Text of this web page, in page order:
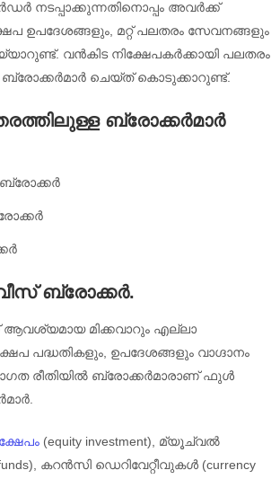
നടപ്പാക്കുന്നതിനൊപ്പം അവർക്ക്
ഉപദേശങ്ങളും, മറ്റ് പലതരം സേവനങ്ങളും
വൻകിട നിക്ഷേപകർക്കായി പലതരം
ബ്രോക്കർമാർ ചെയ്ത് കൊടുക്കാറുണ്ട്.
ബ്രോക്കർമാർ
ബ്രോക്കർ.
ആവശ്യമായ മിക്കവാറും എല്ലാ
പദ്ധതികളും, ഉപദേശങ്ങളും വാഗ്ദാനം
രീതിയിൽ ബ്രോക്കർമാരാണ് ഫുൾ
(equity investment), മ്യൂച്വൽ
കറൻസി ഡെറിവേറ്റീവുകൾ (currency